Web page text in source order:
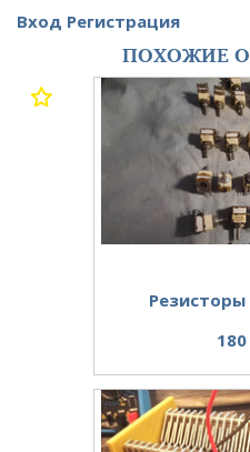
Вход Регистрация
ПОХОЖИЕ
Резисторы